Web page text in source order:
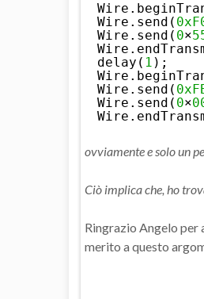
Wire.send(
Wire.send( 0×
delay( 1 );
Wire.send(
Wire.send( 0×
ovviamente e solo un
Ciò implica che, ho
Ringrazio Angelo per
merito a questo